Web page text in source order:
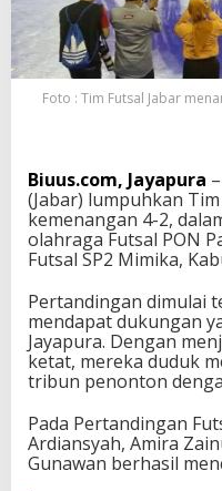
Foto : Tim Futsal Jabar
Biuus.com, Jayapura
(Jabar) lumpuhkan
kemenangan 4-2,
olahraga Futsal PON
Futsal SP2 Mimika,
Pertandingan dimulai
mendapat dukungan
Jayapura. Dengan
ketat, mereka duduk
tribun penonton
Pada Pertandingan
Ardiansyah, Amira
Gunawan berhasil